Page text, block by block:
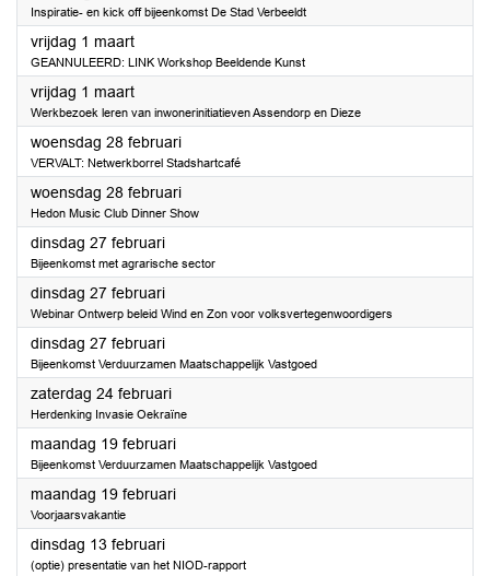
Inspiratie- en kick off bijeenkomst De Stad Verbeeldt
vrijdag 1 maart2024
GEANNULEERD: LINK Workshop Beeldende Kunst
vrijdag 1 maart2024
Werkbezoek leren van inwonerinitiatieven Assendorp en Dieze
woensdag 28 februari2024
VERVALT: Netwerkborrel Stadshartcafé
woensdag 28 februari2024
Hedon Music Club Dinner Show
dinsdag 27 februari2024
Bijeenkomst met agrarische sector
dinsdag 27 februari2024
Webinar Ontwerp beleid Wind en Zon voor volksvertegenwoordigers
dinsdag 27 februari2024
Bijeenkomst Verduurzamen Maatschappelijk Vastgoed
zaterdag 24 februari2024
Herdenking Invasie Oekraïne
maandag 19 februari2024
Bijeenkomst Verduurzamen Maatschappelijk Vastgoed
maandag 19 februari2024
Voorjaarsvakantie
dinsdag 13 februari2024
(optie) presentatie van het NIOD-rapport